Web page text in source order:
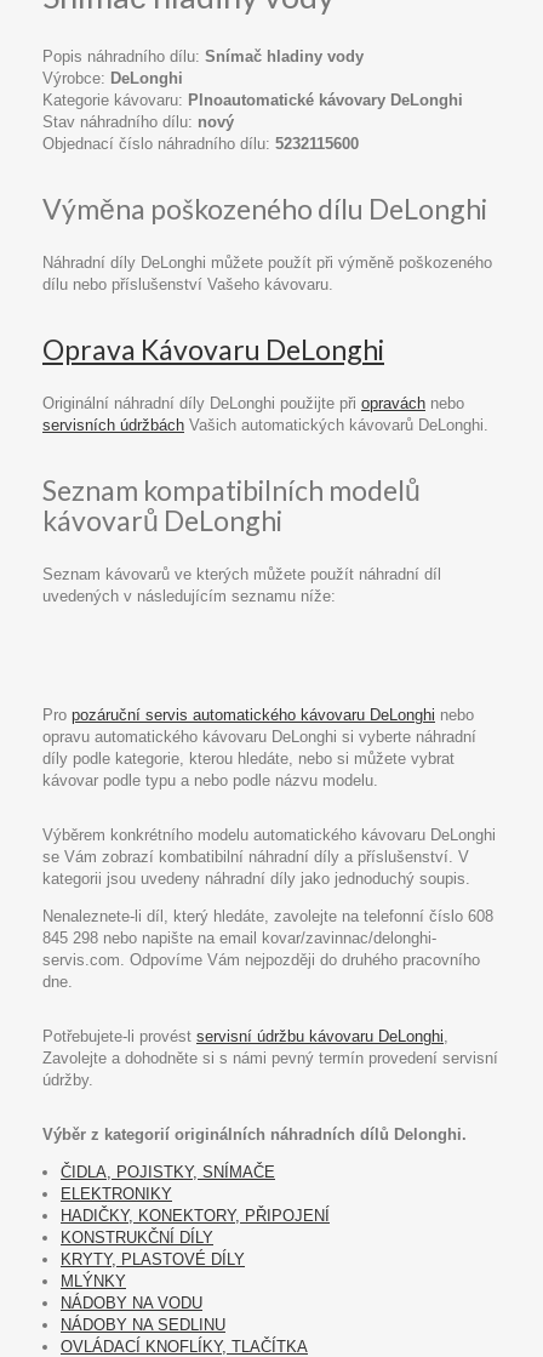
Popis náhradního dílu: Snímač hladiny vody
Výrobce: DeLonghi
Kategorie kávovaru: Plnoautomatické kávovary DeLonghi
Stav náhradního dílu: nový
Objednací číslo náhradního dílu: 5232115600
Výměna poškozeného dílu DeLonghi
Náhradní díly DeLonghi můžete použít při výměně poškozeného
dílu nebo příslušenství Vašeho kávovaru.
Oprava Kávovaru DeLonghi
Originální náhradní díly DeLonghi použijte při opravách nebo
servisních údržbách Vašich automatických kávovarů DeLonghi.
Seznam kompatibilních modelů
kávovarů DeLonghi
Seznam kávovarů ve kterých můžete použít náhradní díl
uvedených v následujícím seznamu níže:
Pro pozáruční servis automatického kávovaru DeLonghi nebo
opravu automatického kávovaru DeLonghi si vyberte náhradní
díly podle kategorie, kterou hledáte, nebo si můžete vybrat
kávovar podle typu a nebo podle názvu modelu.
Výběrem konkrétního modelu automatického kávovaru DeLonghi
se Vám zobrazí kombatibilní náhradní díly a příslušenství. V
kategorii jsou uvedeny náhradní díly jako jednoduchý soupis.
Nenaleznete-li díl, který hledáte, zavolejte na telefonní číslo 608
845 298 nebo napište na email kovar/zavinnac/delonghi-
servis.com. Odpovíme Vám nejpozději do druhého pracovního
dne.
Potřebujete-li provést servisní údržbu kávovaru DeLonghi,
Zavolejte a dohodněte si s námi pevný termín provedení servisní
údržby.
Výběr z kategorií originálních náhradních dílů Delonghi.
ČIDLA, POJISTKY, SNÍMAČE
ELEKTRONIKY
HADIČKY, KONEKTORY, PŘIPOJENÍ
KONSTRUKČNÍ DÍLY
KRYTY, PLASTOVÉ DÍLY
MLÝNKY
NÁDOBY NA VODU
NÁDOBY NA SEDLINU
OVLÁDACÍ KNOFLÍKY, TLAČÍTKA